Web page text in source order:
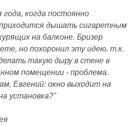
когда постоянно
дышать сигаретным
на балконе. Бризер
но похоронил эту идею, т.к.
такую дыру в стене в
помещении - проблема.
Евгений: окно выходит на
установка?"